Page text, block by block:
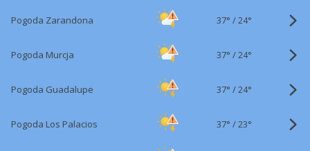
Pogoda Zarandona 37° /24°
Pogoda Murcja 37° /24°
Pogoda Guadalupe 37° /24°
Pogoda Los Palacios 37° /23°